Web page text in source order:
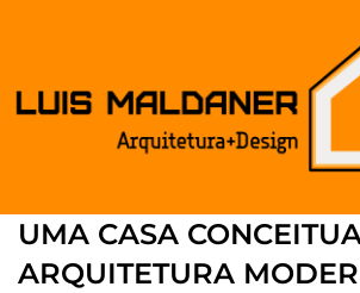
UMA CASA
ARQUITETURA